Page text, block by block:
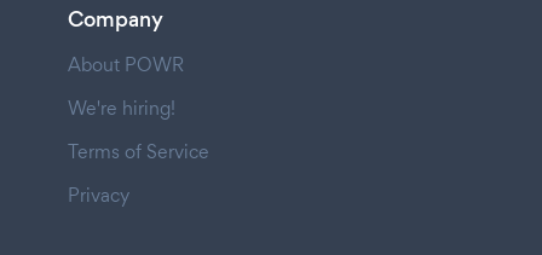
Company
About POWR
We're hiring!
Terms of Service
Privacy